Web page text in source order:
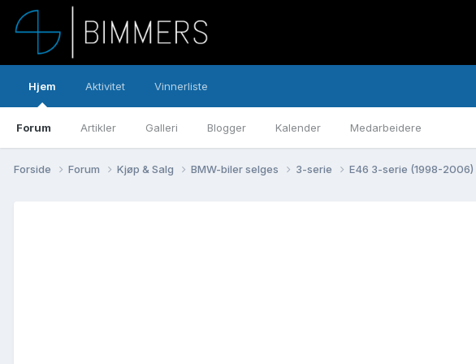
Hjem
Forum Artikler Galleri Blogger Kalender Medarbeidere
Aktivitet Vinnerliste
Forside Forum Kjøp & Salg BMW-biler selges 3-serie E46 3-serie (1998-2006)